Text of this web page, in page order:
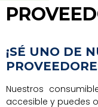
¡SÉ UNO DE
Nuestros
accesible y puedes